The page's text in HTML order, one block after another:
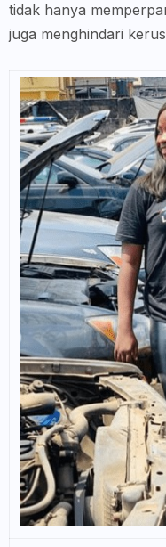
tidak hanya
juga menghindari